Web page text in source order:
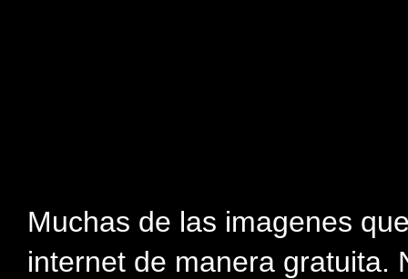
Muchas de las imagenes
internet de manera gratuita.